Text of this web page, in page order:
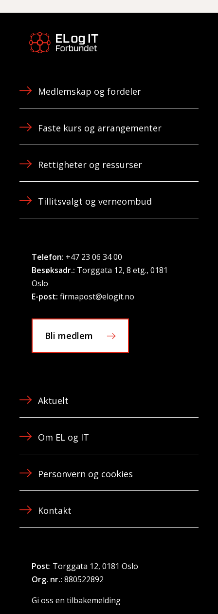
Medlemskap og fordeler
Faste kurs og arrangementer
Rettigheter og ressurser
Tillitsvalgt og verneombud
Telefon: +47 23 06 34 00
Besøksadr.: Torggata 12, 8 etg., 0181
Oslo
E-post: firmapost@elogit.no
Bli medlem
Aktuelt
Om EL og IT
Personvern og cookies
Kontakt
Post: Torggata 12, 0181 Oslo
Org. nr.: 880522892
Gi oss en tilbakemelding